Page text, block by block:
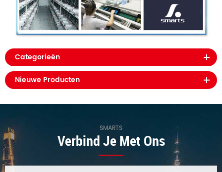
Categorieën
Nieuwe Producten
SMARTS
Verbind Je Met Ons